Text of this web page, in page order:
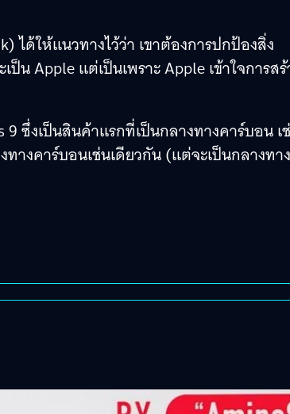
ด้ให้แนวทางไว้ว่า เขาต้องการปกป้องสิ่ง
Apple แต่เป็นเพราะ Apple เข้าใจการสร้
ซึ่งเป็นสินค้าแรกที่เป็นกลางทางคาร์บอน เ
างคาร์บอนเช่นเดียวกัน (แต่จะเป็นกลางทาง